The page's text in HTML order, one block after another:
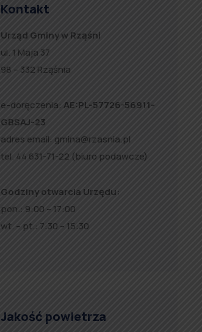
Kontakt
Urząd Gminy w Rząśni
ul. 1 Maja 37
98 – 332 Rząśnia
e-doręczenia: AE:PL-57726-56911-
GBSAJ-23
adres email: gmina@rzasnia.pl
tel. 44 631-71-22 (biuro podawcze)
Godziny otwarcia Urzędu:
pon.: 9:00 – 17:00
wt. – pt.: 7:30 – 15:30
Jakość powietrza